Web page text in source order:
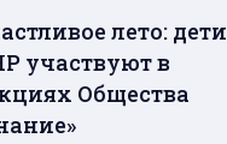
лето: дети
участвуют в
Общества